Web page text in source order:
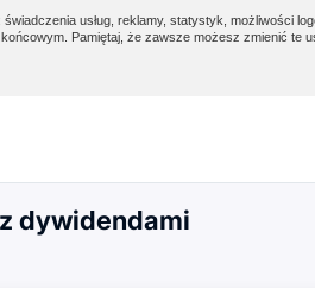
usług, reklamy, statystyk, możliwości
Pamiętaj, że zawsze możesz zmienić te
dywidendami